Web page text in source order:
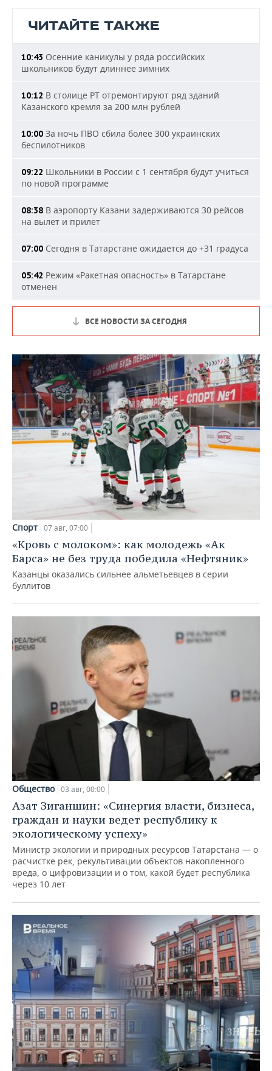
ЧИТАЙТЕ ТАКЖЕ
10:43 Осенние каникулы у ряда российских
школьников будут длиннее зимних
10:12 В столице РТ отремонтируют ряд зданий
Казанского кремля за 200 млн рублей
10:00 За ночь ПВО сбила более 300 украинских
беспилотников
09:22 Школьники в России с 1 сентября будут учиться
по новой программе
08:38 В аэропорту Казани задерживаются 30 рейсов
на вылет и прилет
07:00 Сегодня в Татарстане ожидается до +31 градуса
05:42 Режим «Ракетная опасность» в Татарстане
отменен
ВСЕ НОВОСТИ ЗА СЕГОДНЯ
Спорт 07 авг, 07:00
«Кровь с молоком»: как молодежь «Ак
Барса» не без труда победила «Нефтяник»
Казанцы оказались сильнее альметьевцев в серии
буллитов
Общество 03 авг, 00:00
Азат Зиганшин: «Синергия власти, бизнеса,
граждан и науки ведет республику к
экологическому успеху»
Министр экологии и природных ресурсов Татарстана — о
расчистке рек, рекультивации объектов накопленного
вреда, о цифровизации и о том, какой будет республика
через 10 лет